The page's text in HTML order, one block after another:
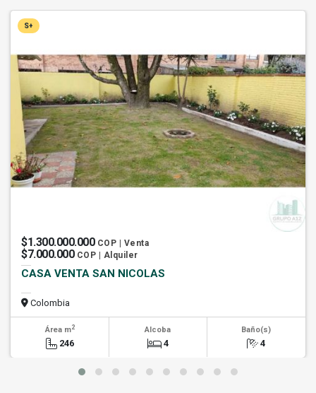
S+
$1.300.000.000 COP | Venta
$7.000.000 COP | Alquiler
CASA VENTA SAN NICOLAS
Colombia
Área m2
246
Alcoba
4
Baño(s)
4